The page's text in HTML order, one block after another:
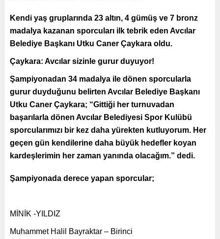
Kendi yaş gruplarında 23 altın, 4 gümüş ve 7 bronz
madalya kazanan sporcuları ilk tebrik eden Avcılar
Belediye Başkanı Utku Caner Çaykara oldu.
Çaykara: Avcılar sizinle gurur duyuyor!
Şampiyonadan 34 madalya ile dönen sporcularla
gurur duyduğunu belirten Avcılar Belediye Başkanı
Utku Caner Çaykara; “Gittiği her turnuvadan
başarılarla dönen Avcılar Belediyesi Spor Kulübü
sporcularımızı bir kez daha yürekten kutluyorum. Her
geçen gün kendilerine daha büyük hedefler koyan
kardeşlerimin her zaman yanında olacağım.” dedi.
Şampiyonada derece yapan sporcular;
MİNİK -YILDIZ
Muhammet Halil Bayraktar – Birinci